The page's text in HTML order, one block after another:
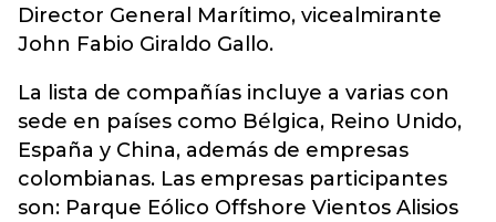
Director General Marítimo, vicealmirante
John Fabio Giraldo Gallo.
La lista de compañías incluye a varias con
sede en países como Bélgica, Reino Unido,
España y China, además de empresas
colombianas. Las empresas participantes
son: Parque Eólico Offshore Vientos Alisios